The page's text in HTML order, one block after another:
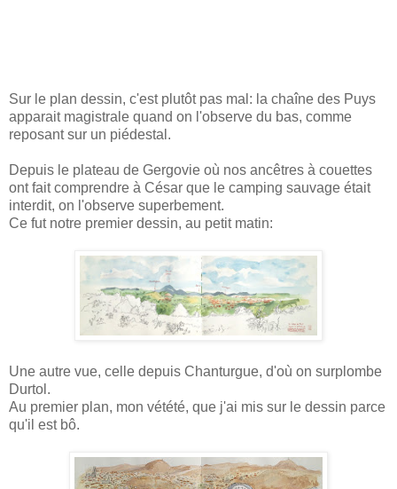
Sur le plan dessin, c'est plutôt pas mal: la chaîne des Puys
apparait magistrale quand on l'observe du bas, comme
reposant sur un piédestal.
Depuis le plateau de Gergovie où nos ancêtres à couettes
ont fait comprendre à César que le camping sauvage était
interdit, on l'observe superbement.
Ce fut notre premier dessin, au petit matin:
Une autre vue, celle depuis Chanturgue, d'où on surplombe
Durtol.
Au premier plan, mon vétété, que j'ai mis sur le dessin parce
qu'il est bô.